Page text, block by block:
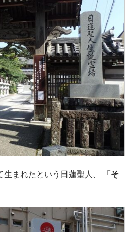
生まれたという日蓮聖人、
「そ